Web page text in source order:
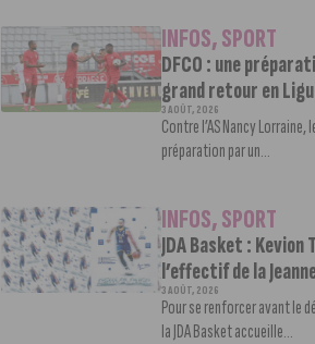
INFOS,SPORT
DFCO : une
grand retour en
3 AOÛT, 2026
Contre l’AS Nancy Lorraine,
préparation par un...
INFOS,SPORT
JDA Basket :
l’effectif de la
3 AOÛT, 2026
Pour se renforcer avant le
la JDA Basket accueille...